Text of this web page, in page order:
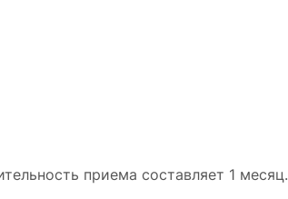
приема составляет 1 месяц.